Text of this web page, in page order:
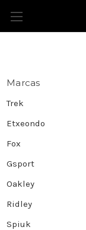
Marcas
Trek
Etxeondo
Fox
Gsport
Oakley
Ridley
Spiuk